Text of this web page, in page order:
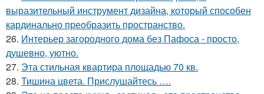
выразительный инструмент дизайна, который способен
кардинально преобразить пространство.
26. Интерьер загородного дома без Пафоса - просто,
душевно, уютно.
27. Эта стильная квартира площадью 70 кв.
28. Тишина цвета. Прислушайтесь ….